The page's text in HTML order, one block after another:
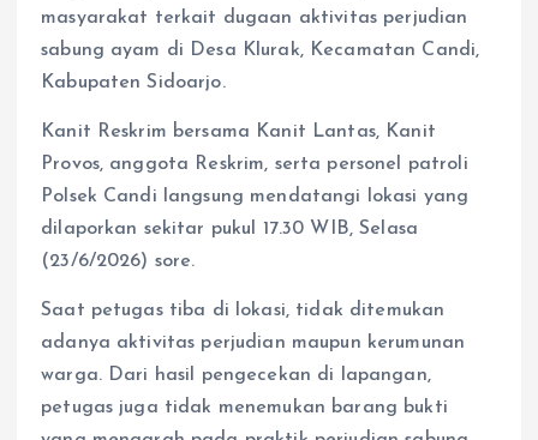
masyarakat terkait dugaan aktivitas perjudian
sabung ayam di Desa Klurak, Kecamatan Candi,
Kabupaten Sidoarjo.
Kanit Reskrim bersama Kanit Lantas, Kanit
Provos, anggota Reskrim, serta personel patroli
Polsek Candi langsung mendatangi lokasi yang
dilaporkan sekitar pukul 17.30 WIB, Selasa
(23/6/2026) sore.
Saat petugas tiba di lokasi, tidak ditemukan
adanya aktivitas perjudian maupun kerumunan
warga. Dari hasil pengecekan di lapangan,
petugas juga tidak menemukan barang bukti